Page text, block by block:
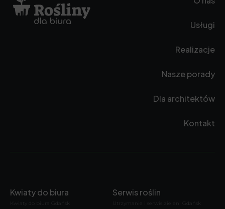
Usługi
Realizacje
Nasze porady
Dla architektów
Kontakt
Kwiaty do biura
Kwiaty do biura Gdańsk
Serwis roślin
Utrzymanie i serwis zieleni Gdańsk